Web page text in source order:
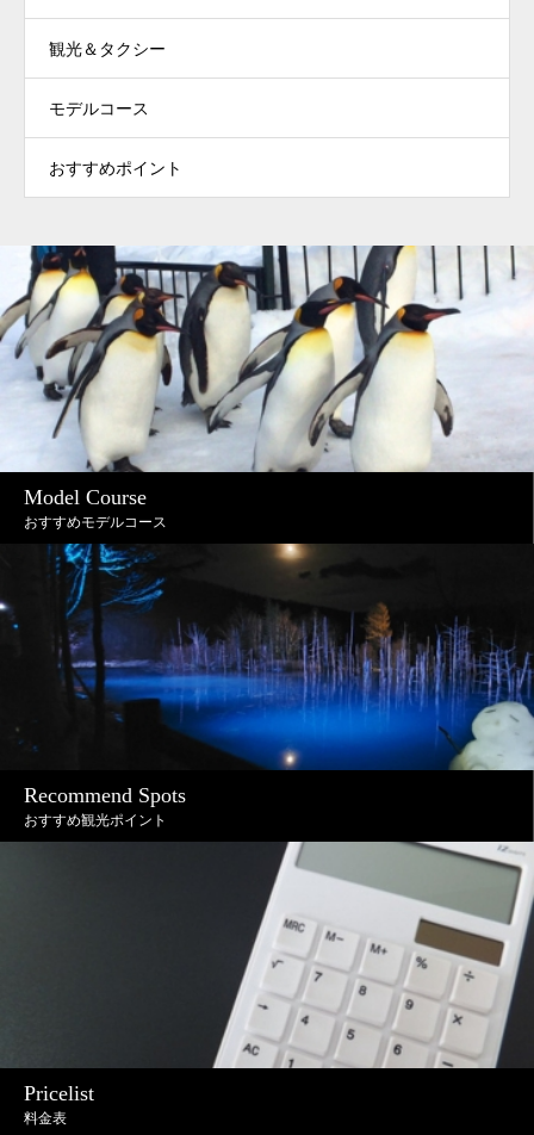
観光＆タクシー
モデルコース
おすすめポイント
Model Course
おすすめモデルコース
Recommend Spots
おすすめ観光ポイント
Pricelist
料金表